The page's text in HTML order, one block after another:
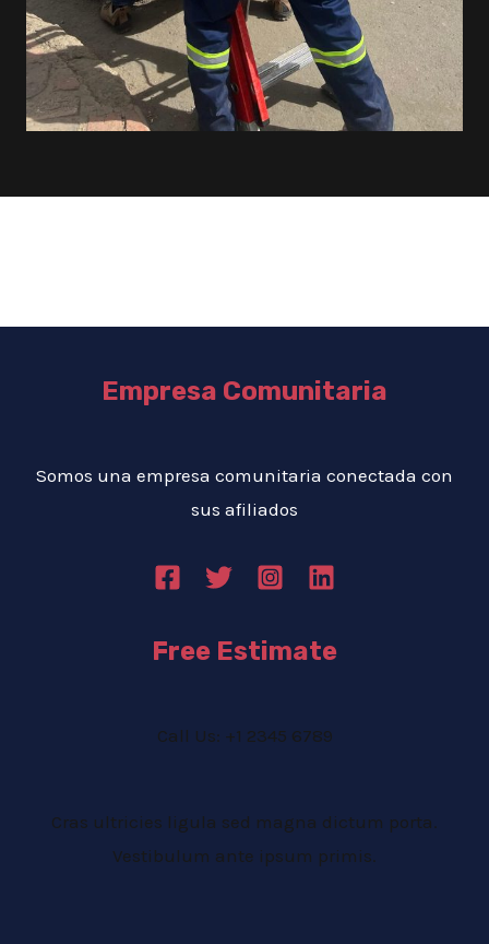
Empresa Comunitaria
Somos una empresa comunitaria conectada con
sus afiliados
Free Estimate
Call Us: +1 2345 6789
Cras ultricies ligula sed magna dictum porta.
Vestibulum ante ipsum primis.